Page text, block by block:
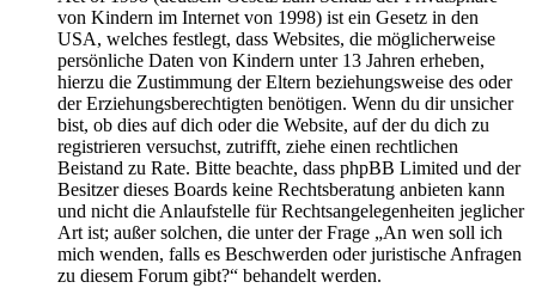
von Kindern im Internet von 1998) ist ein Gesetz in den
USA, welches festlegt, dass Websites, die möglicherweise
persönliche Daten von Kindern unter 13 Jahren erheben,
hierzu die Zustimmung der Eltern beziehungsweise des oder
der Erziehungsberechtigten benötigen. Wenn du dir unsicher
bist, ob dies auf dich oder die Website, auf der du dich zu
registrieren versuchst, zutrifft, ziehe einen rechtlichen
Beistand zu Rate. Bitte beachte, dass phpBB Limited und der
Besitzer dieses Boards keine Rechtsberatung anbieten kann
und nicht die Anlaufstelle für Rechtsangelegenheiten jeglicher
Art ist; außer solchen, die unter der Frage „An wen soll ich
mich wenden, falls es Beschwerden oder juristische Anfragen
zu diesem Forum gibt?“ behandelt werden.